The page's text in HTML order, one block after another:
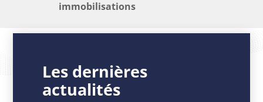
immobilisations
NETLes dernières
actualités